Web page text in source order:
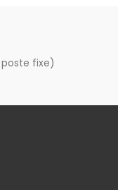
poste fixe)